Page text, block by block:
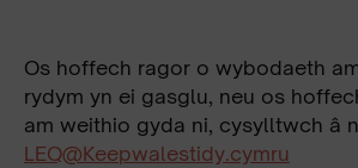
Os hoffech ragor o wybodaeth
rydym yn ei gasglu, neu os
am weithio gyda ni, cysylltwch â
LEQ@Keepwalestidy.cymru